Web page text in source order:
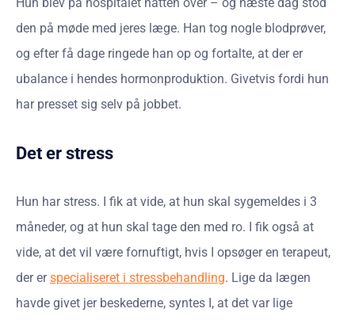
den på møde med jeres læge. Han tog nogle blodprøver,
og efter få dage ringede han op og fortalte, at der er
ubalance i hendes hormonproduktion. Givetvis fordi hun
har presset sig selv på jobbet.
Det er stress
Hun har stress. I fik at vide, at hun skal sygemeldes i 3
måneder, og at hun skal tage den med ro. I fik også at
vide, at det vil være fornuftigt, hvis I opsøger en terapeut,
der erspecialiseret i stressbehandling. Lige da lægen
havde givet jer beskederne, syntes I, at det var lige